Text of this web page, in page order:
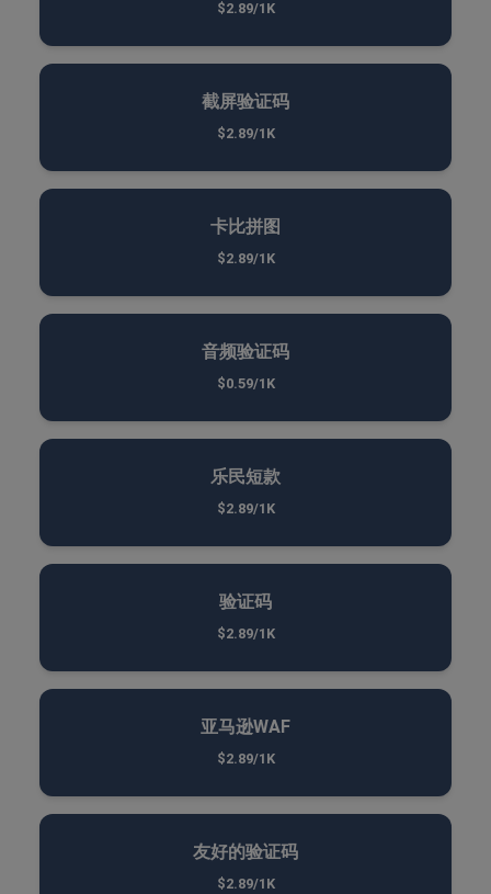
$2.89/1K
截屏验证码
$2.89/1K
卡比拼图
$2.89/1K
音频验证码
$0.59/1K
乐民短款
$2.89/1K
验证码
$2.89/1K
亚马逊WAF
$2.89/1K
友好的验证码
$2.89/1K